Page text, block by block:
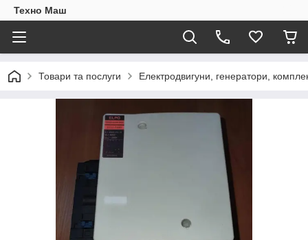
Техно Маш
Товари та послуги Електродвигуни, генератори,